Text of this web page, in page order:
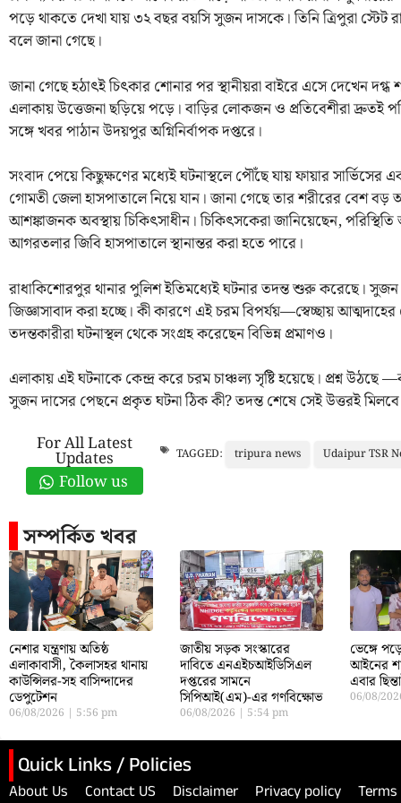
পড়ে থাকতে দেখা যায় ৩২ বছর বয়সি সুজন দাসকে। তিনি ত্রিপুরা
বলে জানা গেছে।
জানা গেছে হঠাৎই চিৎকার শোনার পর স্থানীয়রা বাইরে এসে দেখেন
এলাকায় উত্তেজনা ছড়িয়ে পড়ে। বাড়ির লোকজন ও প্রতিবেশীরা দ্রুতই
সঙ্গে খবর পাঠান উদয়পুর অগ্নিনির্বাপক দপ্তরে।
সংবাদ পেয়ে কিছুক্ষণের মধ্যেই ঘটনাস্থলে পৌঁছে যায় ফায়ার
গোমতী জেলা হাসপাতালে নিয়ে যান। জানা গেছে তার শরীরের বেশ
আশঙ্কাজনক অবস্থায় চিকিৎসাধীন। চিকিৎসকেরা জানিয়েছেন,
আগরতলার জিবি হাসপাতালে স্থানান্তর করা হতে পারে।
রাধাকিশোরপুর থানার পুলিশ ইতিমধ্যেই ঘটনার তদন্ত শুরু করেছে। সুজন
জিজ্ঞাসাবাদ করা হচ্ছে। কী কারণে এই চরম বিপর্যয়—স্বেচ্ছায়
তদন্তকারীরা ঘটনাস্থল থেকে সংগ্রহ করেছেন বিভিন্ন প্রমাণও।
এলাকায় এই ঘটনাকে কেন্দ্র করে চরম চাঞ্চল্য সৃষ্টি হয়েছে। প্রশ্ন উঠছে
সুজন দাসের পেছনে প্রকৃত ঘটনা ঠিক কী? তদন্ত শেষে সেই উত্তরই
For All Latest
Updates
Follow us
TAGGED: tripura news Udaipur TSR
সম্পর্কিত খবর
নেশার যন্ত্রণায় অতিষ্ঠ
এলাকাবাসী, কৈলাসহর থানায়
কাউন্সিলর-সহ বাসিন্দাদের
ডেপুটেশন
06/08/2026 5:56 pm
জাতীয় সড়ক সংস্কারের
দাবিতে এনএইচআইডিসিএল
দপ্তরের সামনে
সিপিআই(এম)-এর গণবিক্ষোভ
06/08/2026 5:54 pm
ভেঙ্গে
আইনের
এবার
06/08/
Quick Links / Policies
About Us Contact US Disclaimer Privacy policy